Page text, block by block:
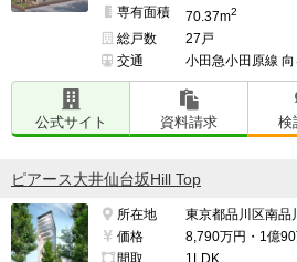
専有面積
70.37m2
総戸数
27戸
交通
小田急小田原線
公式サイト 資料請求 検
ピアース大井仙台坂Hill Top
所在地
東京都品川区南品
価格
8,790万円・1億
間取
1LDK